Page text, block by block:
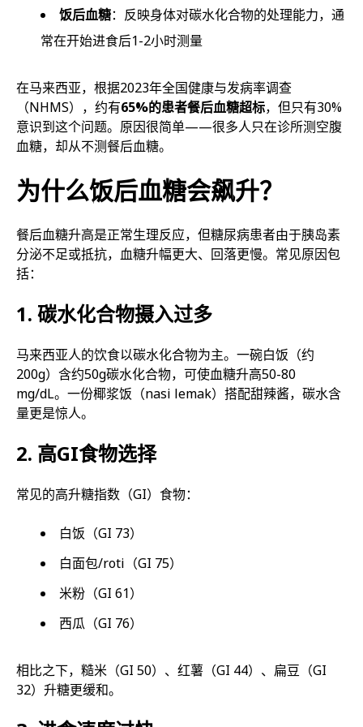
饭后血糖：反映身体对碳水化合物的处理能力，通
常在开始进食后1-2小时测量
在马来西亚，根据2023年全国健康与发病率调查
（NHMS），约有65%的患者餐后血糖超标，但只有30%
意识到这个问题。原因很简单——很多人只在诊所测空腹
血糖，却从不测餐后血糖。
为什么饭后血糖会飙升？
餐后血糖升高是正常生理反应，但糖尿病患者由于胰岛素
分泌不足或抵抗，血糖升幅更大、回落更慢。常见原因包
括：
1. 碳水化合物摄入过多
马来西亚人的饮食以碳水化合物为主。一碗白饭（约
200g）含约50g碳水化合物，可使血糖升高50-80
mg/dL。一份椰浆饭（nasi lemak）搭配甜辣酱，碳水含
量更是惊人。
2. 高GI食物选择
常见的高升糖指数（GI）食物：
白饭（GI 73）
白面包/roti（GI 75）
米粉（GI 61）
西瓜（GI 76）
相比之下，糙米（GI 50）、红薯（GI 44）、扁豆（GI
32）升糖更缓和。